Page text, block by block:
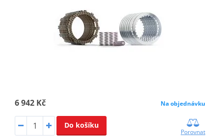
6 942 Kč Na objednávku
Do košíku
Porovnat